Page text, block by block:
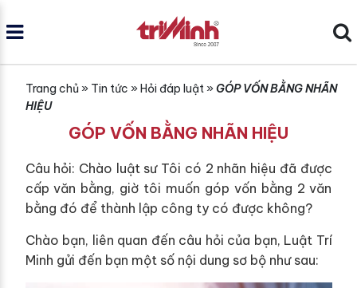
Trang chủ» Tin tức » Hỏi đáp luật» GÓP VỐN BẰNG NHÃN
HIỆU
GÓP VỐN BẰNG NHÃN HIỆU
Câu hỏi: Chào luật sư Tôi có 2 nhãn hiệu đã được
cấp văn bằng, giờ tôi muốn góp vốn bằng 2 văn
bằng đó để thành lập công ty có được không?
Chào bạn, liên quan đến câu hỏi của bạn, Luật Trí
Minh gửi đến bạn một số nội dung sơ bộ như sau: